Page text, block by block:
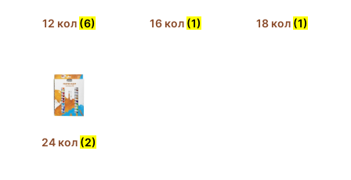
12 кол (6) 16 кол (1) 18 кол (1)
24 кол (2)